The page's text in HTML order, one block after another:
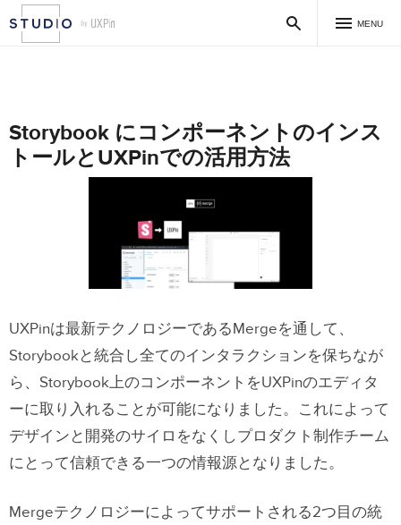
MENU
Storybook にコンポーネントのインス
トールとUXPinでの活用方法
UXPinは最新テクノロジーであるMergeを通して、
Storybookと統合し全てのインタラクションを保ちなが
ら、 Storybook上のコンポーネントをUXPinのエディタ
ーに取り入れることが可能になりました。これによって
デザインと開発のサイロをなくしプロダクト制作チーム
にとって信頼できる一つの情報源となりました。
Mergeテクノロジーによってサポートされる2つ目の統